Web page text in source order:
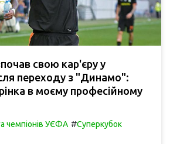
свою кар'єру у
переходу з "Динамо":
в моєму професійному
чемпіонів УЄФА #Суперкубок